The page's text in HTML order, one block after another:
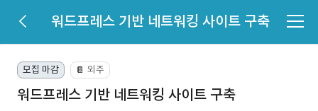
워드프레스 기반 네트워킹 사이트 구축
모집 마감 📔 외주
워드프레스 기반 네트워킹 사이트 구축